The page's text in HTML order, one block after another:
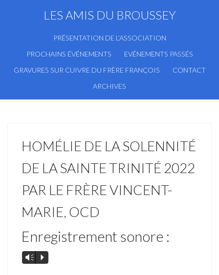
LES AMIS DU BROUSSEY
PRÉSENTATION DE L’ASSOCIATION
PROCHAINS ÉVÉNEMENTS
EVÉNEMENTS PASSÉS
GRAVURES SUR CUIVRE DU FRÈRE FRANÇOIS
CONTACT
ARCHIVES
HOMÉLIE DE LA SOLENNITÉ
DE LA SAINTE TRINITÉ 2022
PAR LE FRÈRE VINCENT-
MARIE, OCD
Enregistrement sonore :
Vm P